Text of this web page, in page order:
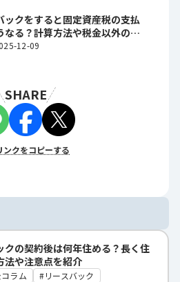
ックをすると固定資産税の支払
なる？計算方法や税金以外の費
12-09
SHARE
ンクをコピーする
クの契約後は何年住める？長く住
法や注意点を紹介
ラム
リースバック